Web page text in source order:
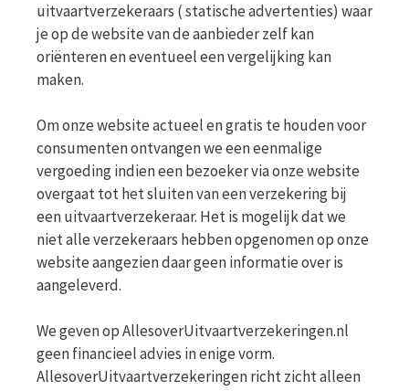
uitvaartverzekeraars ( statische advertenties) waar
je op de website van de aanbieder zelf kan
oriënteren en eventueel een vergelijking kan
maken.
Om onze website actueel en gratis te houden voor
consumenten ontvangen we een eenmalige
vergoeding indien een bezoeker via onze website
overgaat tot het sluiten van een verzekering bij
een uitvaartverzekeraar. Het is mogelijk dat we
niet alle verzekeraars hebben opgenomen op onze
website aangezien daar geen informatie over is
aangeleverd.
We geven op AllesoverUitvaartverzekeringen.nl
geen financieel advies in enige vorm.
AllesoverUitvaartverzekeringen richt zicht alleen